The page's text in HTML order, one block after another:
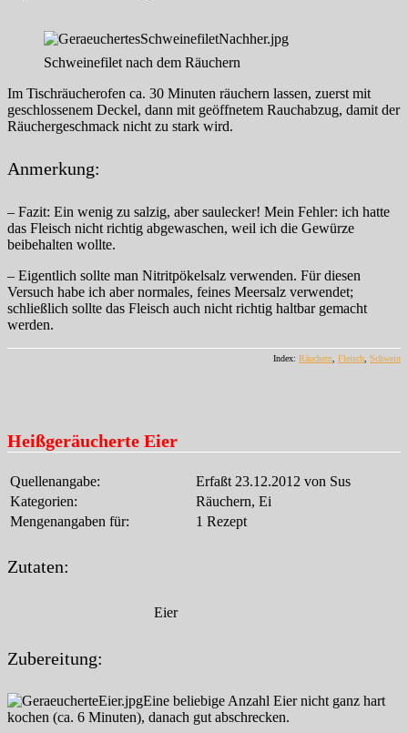
Schweinefilet nach dem Räuchern
Im Tischräucherofen ca. 30 Minuten räuchern lassen, zuerst mit
geschlossenem Deckel, dann mit geöffnetem Rauchabzug, damit der
Räuchergeschmack nicht zu stark wird.
Anmerkung:
– Fazit: Ein wenig zu salzig, aber saulecker! Mein Fehler: ich hatte
das Fleisch nicht richtig abgewaschen, weil ich die Gewürze
beibehalten wollte.
– Eigentlich sollte man Nitritpökelsalz verwenden. Für diesen
Versuch habe ich aber normales, feines Meersalz verwendet;
schließlich sollte das Fleisch auch nicht richtig haltbar gemacht
werden.
Index: Räuchern Fleisch Schwein
Heißgeräucherte Eier
Quellenangabe:
Erfaßt 23.12.2012 von Sus
Kategorien:
Räuchern, Ei
Mengenangaben für:
1 Rezept
Zutaten:
Eier
Zubereitung:
Eine beliebige Anzahl Eier nicht ganz hart
kochen (ca. 6 Minuten), danach gut abschrecken.